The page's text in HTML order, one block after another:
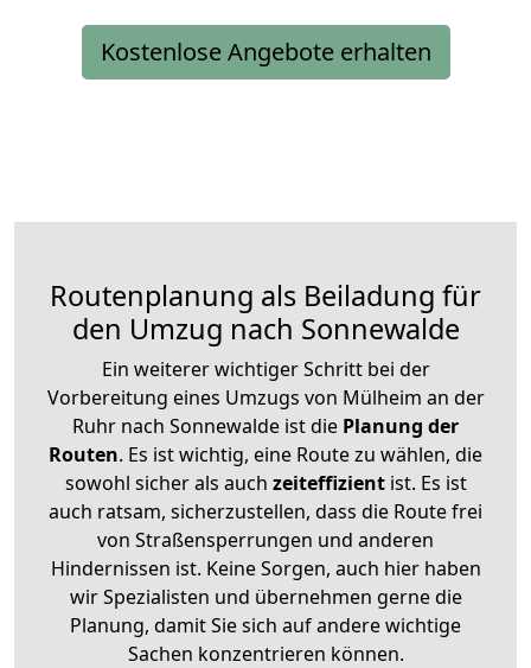
Kostenlose Angebote erhalten
Routenplanung als Beiladung für
den Umzug nach Sonnewalde
Ein weiterer wichtiger Schritt bei der
Vorbereitung eines Umzugs von Mülheim an der
Ruhr nach Sonnewalde ist die Planung der
Routen. Es ist wichtig, eine Route zu wählen, die
sowohl sicher als auch zeiteffizientist. Es ist
auch ratsam, sicherzustellen, dass die Route frei
von Straßensperrungen und anderen
Hindernissen ist. Keine Sorgen, auch hier haben
wir Spezialisten und übernehmen gerne die
Planung, damit Sie sich auf andere wichtige
Sachen konzentrieren können.